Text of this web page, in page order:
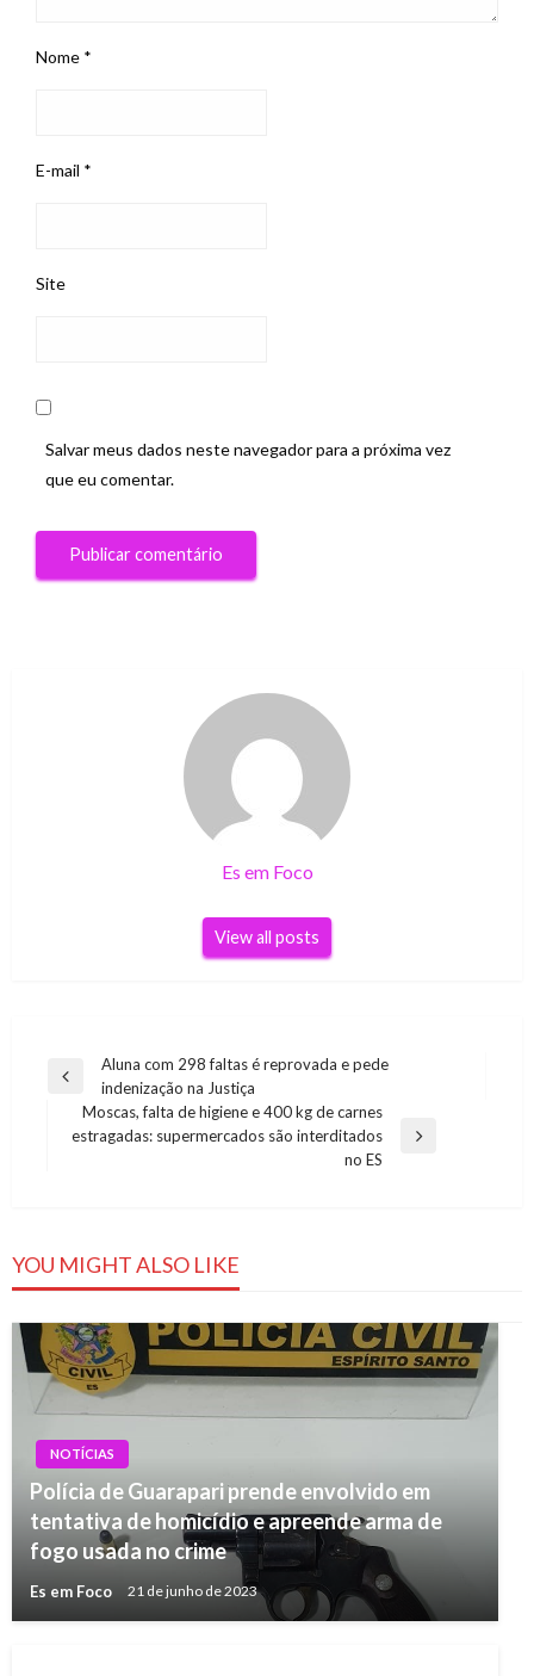
Nome *
E-mail *
Site
Salvar meus dados neste navegador para a próxima vez
que eu comentar.
Es em Foco
View all posts
Navegação
Post
Previous
Aluna com 298 faltas é reprovada e pede
indenização na Justiça
Next
Moscas, falta de higiene e 400 kg de carnes
estragadas: supermercados são interditados
no ES
YOU MIGHT ALSO LIKE
NOTÍCIAS
Polícia de Guarapari prende envolvido em
tentativa de homicídio e apreende arma de
fogo usada no crime
Es em Foco 21 de junho de 2023